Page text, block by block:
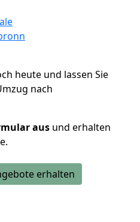
heute und lassen Sie
nach
aus und erhalten
erhalten